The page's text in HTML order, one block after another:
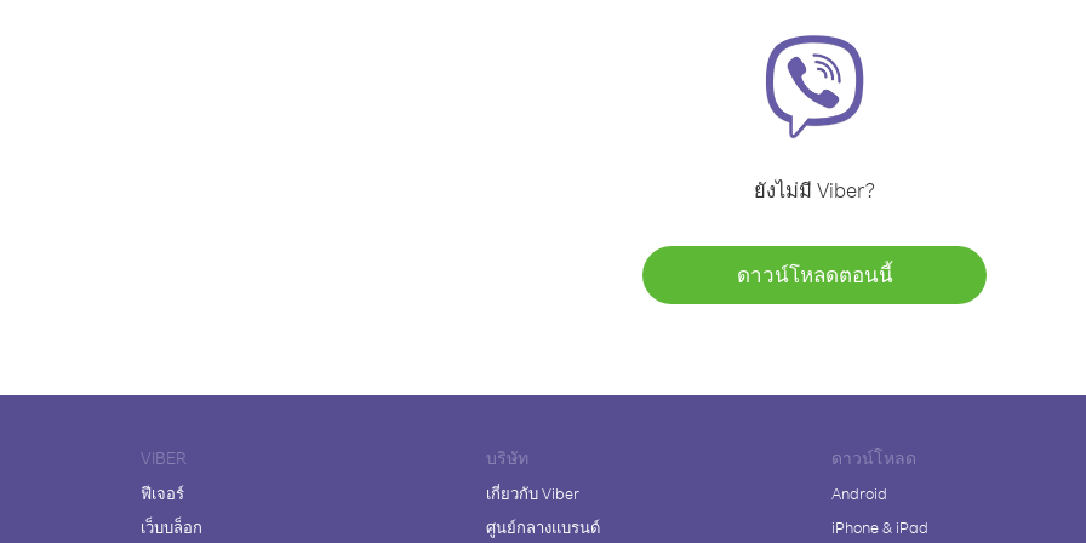
ยังไม่มี Viber?
ดาวน์โหลดตอนนี้
VIBER
ฟีเจอร์
เว็บบล็อก
บริษัท
เกี่ยวกับ Viber
ศูนย์กลางแบรนด์
ดาวน์โหลด
Android
iPhone & iPad